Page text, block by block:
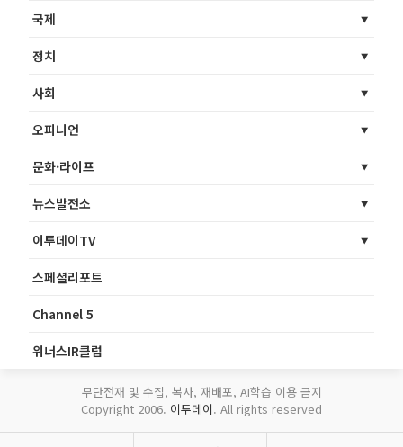
국제
정치
사회
오피니언
문화·라이프
뉴스발전소
이투데이TV
스페셜리포트
Channel 5
위너스IR클럽
무단전재 및 수집, 복사, 재배포, AI학습 이용 금지
Copyright 2006. 이투데이. All rights reserved